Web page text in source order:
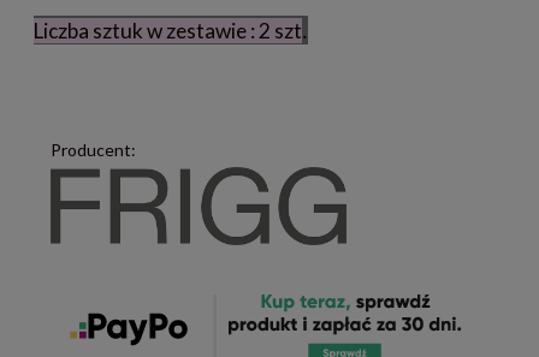
Liczba sztuk w zestawie : 2 szt.
Producent: